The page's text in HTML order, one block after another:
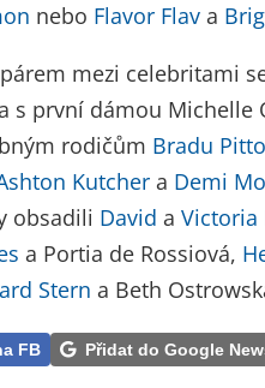
nebo Flavor Flav a
mezi celebritami
s první dámou Michelle
rodičům Bradu
Kutcher a Demi
obsadili David a Victoria
a Portia de Rossiová,
Stern a Beth
FB Přidat do Google